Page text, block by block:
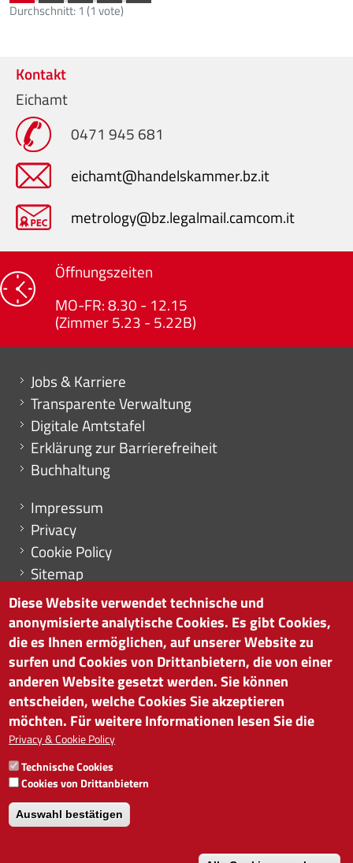
Durchschnitt:1 (1 vote)
Kontakt
Eichamt
0471 945 681
eichamt@handelskammer.bz.it
metrology@bz.legalmail.camcom.it
Öffnungszeiten
MO-FR: 8.30 - 12.15
(Zimmer 5.23 - 5.22B)
Mini menu di servizio
Jobs & Karriere
Transparente Verwaltung
Digitale Amtstafel
Erklärung zur Barrierefreiheit
Buchhaltung
Menu footer
Impressum
Privacy
Cookie Policy
Sitemap
Cookie-Einstellungen
HANDELSKAMMER BOZEN
Südtiroler Straße 60 | I-39100 Bozen
Tel. 0471 945 511 |info@handelskammer.bz.it
MwSt.-Nr.: 00376420212
INSTITUT FÜR WIRTSCHAFTSFÖRDERUNG
MwSt.-Nr.: 01716880214
Diese Website verwendet technische und
anonymisierte analytische Cookies. Es gibt Cookies,
die es Ihnen ermöglichen, auf unserer Website zu
surfen und Cookies von Drittanbietern, die von einer
anderen Website gesetzt werden. Sie können
entscheiden, welche Cookies Sie akzeptieren
möchten. Für weitere Informationen lesen Sie die
Privacy & Cookie Policy
Technische Cookies
Cookies von Drittanbietern
Auswahl bestätigen